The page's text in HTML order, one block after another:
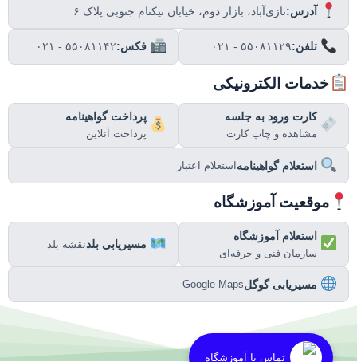
آدرس:نازی‌آباد، بازار دوم، خیابان نیکنام جنوبی پلاک ۶
تلفن:۰۲۱ - ۵۵۰۸۱۱۲۹ فکس:۰۲۱ - ۵۵۰۸۱۱۴۲
خدمات الکترونیکی
کارت ورود به جلسه
مشاهده و چاپ کارت
پرداخت گواهینامه
پرداخت آنلاین
استعلام گواهینامه استعلام اعتبار
موقعیت آموزشگاه
استعلام آموزشگاه
سازمان فنی و حرفه‌ای
مسیریابی بلدنقشه بلد
مسیریابی گوگلGoogle Maps
تماس با آموزشگاه